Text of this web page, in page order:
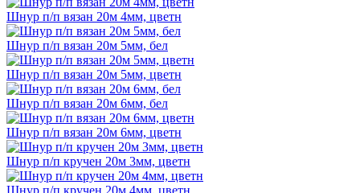
Шнур п/п вязан 20м 4мм, цветн
Шнур п/п вязан 20м 5мм, бел
Шнур п/п вязан 20м 5мм, цветн
Шнур п/п вязан 20м 6мм, бел
Шнур п/п вязан 20м 6мм, цветн
Шнур п/п кручен 20м 3мм, цветн
Шнур п/п кручен 20м 4мм, цветн